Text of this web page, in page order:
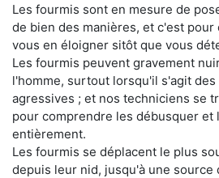
Les fourmis sont en mesure de
de bien des manières, et c'est pour
vous en éloigner sitôt que vous
Les fourmis peuvent gravement
l'homme, surtout lorsqu'il s'agit
agressives ; et nos techniciens se
pour comprendre les débusquer et
entièrement.
Les fourmis se déplacent le plus
depuis leur nid, jusqu'à une source